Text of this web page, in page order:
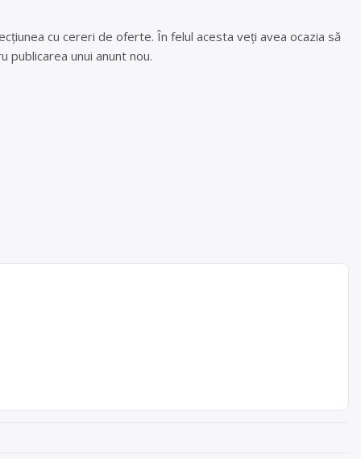
cu cereri de oferte. În felul acesta veți avea ocazia să
publicarea unui anunt nou.